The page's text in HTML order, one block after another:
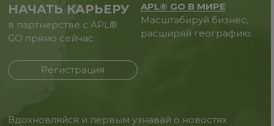
НАЧАТЬ КАРЬЕРУ
в партнерстве с APL®
GO прямо сейчас
Регистрация
APL® GO В МИРЕ
Масштабируй бизнес,
расширяй географию.
Вдохновляйся и первым узнавай о новостях